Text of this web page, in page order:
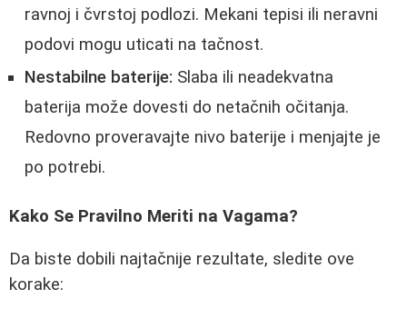
ravnoj i čvrstoj podlozi. Mekani tepisi ili neravni
podovi mogu uticati na tačnost.
Nestabilne baterije: Slaba ili neadekvatna
baterija može dovesti do netačnih očitanja.
Redovno proveravajte nivo baterije i menjajte je
po potrebi.
Kako Se Pravilno Meriti na Vagama?
Da biste dobili najtačnije rezultate, sledite ove
korake: